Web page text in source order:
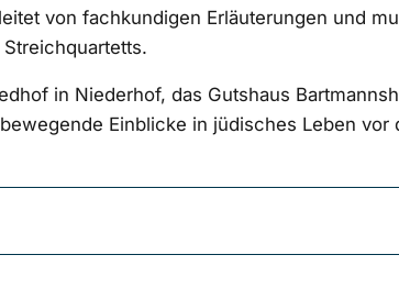
von fachkundigen Erläuterungen und
in Niederhof, das Gutshaus
Einblicke in jüdisches Leben vor